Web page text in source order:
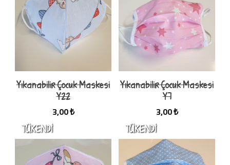
Yıkanabilir Çocuk Maskesi
Y22
3,00 ₺
Yıkanabilir Çocuk Maskesi
Y7
3,00 ₺